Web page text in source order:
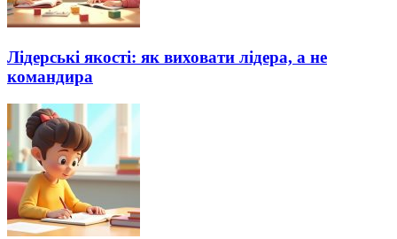
Лідерські якості: як виховати лідера, а не
командира